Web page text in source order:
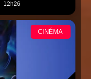
12h26
CINÉMA